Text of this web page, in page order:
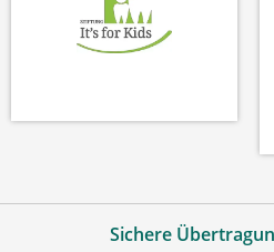
Sichere